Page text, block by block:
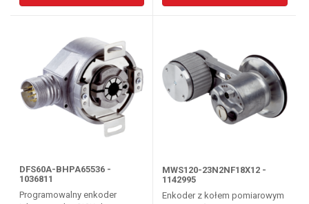
DFS60A-BHPA65536 -
1036811
Programowalny enkoder
MWS120-23N2NF18X12 -
1142995
Enkoder z kołem pomiarowym